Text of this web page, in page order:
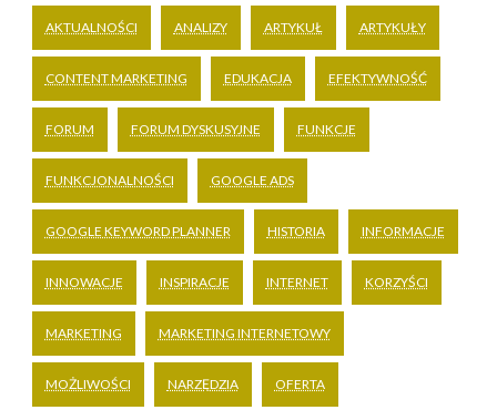
AKTUALNOŚCI ANALIZY ARTYKUŁ ARTYKUŁY
CONTENT MARKETING EDUKACJA EFEKTYWNOŚĆ
FORUM FORUM DYSKUSYJNE FUNKCJE
FUNKCJONALNOŚCI GOOGLE ADS
GOOGLE KEYWORD PLANNER HISTORIA INFORMACJE
INNOWACJE INSPIRACJE INTERNET KORZYŚCI
MARKETING MARKETING INTERNETOWY
MOŻLIWOŚCI NARZĘDZIA OFERTA